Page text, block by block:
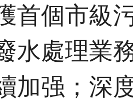
首個市級
水處理業
加强；深